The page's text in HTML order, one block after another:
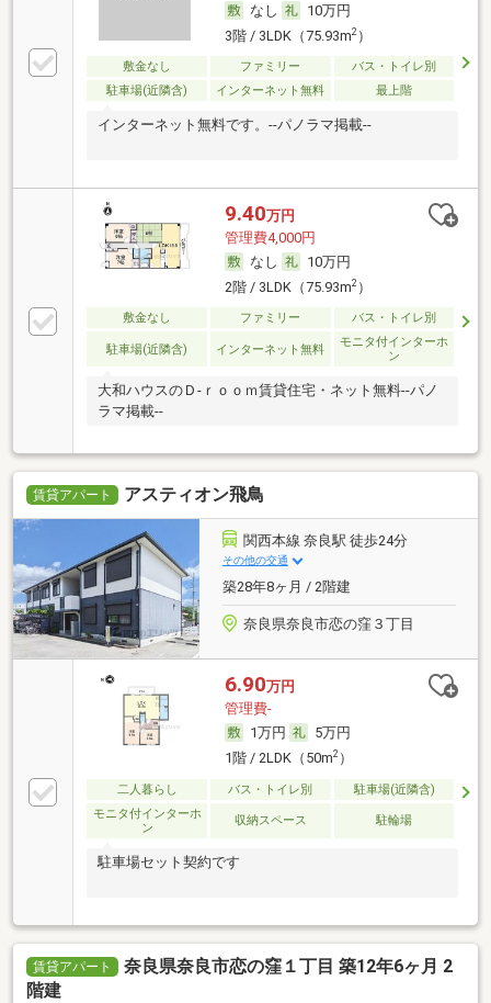
なし
10万円
3階 / 3LDK（75.93m2）
敷金なし ファミリー
バス・トイレ別
駐車場(近隣含)
インターネット無料 最上階
インターネット無料です。--パノラマ掲載--
9.40万円
管理費4,000円
なし
10万円
2階 / 3LDK（75.93m2）
敷金なし ファミリー バス・トイレ別
駐車場(近隣含) インターネット無料
モニタ付インターホ
ン
大和ハウスのＤ-ｒｏｏｍ賃貸住宅・ネット無料--パノ
ラマ掲載--
賃貸アパート アスティオン飛鳥
関西本線 奈良駅 徒歩24分
その他の交通
築28年8ヶ月 / 2階建
奈良県奈良市恋の窪３丁目
6.90万円
管理費-
1万円
5万円
1階 / 2LDK（50m2）
二人暮らし バス・トイレ別
駐車場(近隣含)
モニタ付インターホ
ン
収納スペース 駐輪場
駐車場セット契約です
賃貸アパート
奈良県奈良市恋の窪１丁目 築12年6ヶ月 2
階建